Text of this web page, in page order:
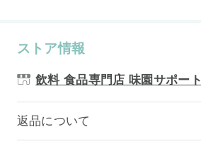
ストア情報
飲料 食品専門店 味園サポート
返品について